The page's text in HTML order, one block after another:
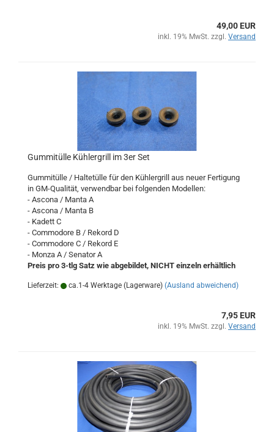
49,00 EUR
inkl. 19% MwSt. zzgl. Versand
Gummitülle Kühlergrill im 3er Set
Gummitülle / Haltetülle für den Kühlergrill aus neuer Fertigung
in GM-Qualität, verwendbar bei folgenden Modellen:
- Ascona / Manta A
- Ascona / Manta B
- Kadett C
- Commodore B / Rekord D
- Commodore C / Rekord E
- Monza A / Senator A
Preis pro 3-tlg Satz wie abgebildet, NICHT einzeln erhältlich
Lieferzeit: ca.1-4 Werktage (Lagerware) (Ausland abweichend)
7,95 EUR
inkl. 19% MwSt. zzgl. Versand